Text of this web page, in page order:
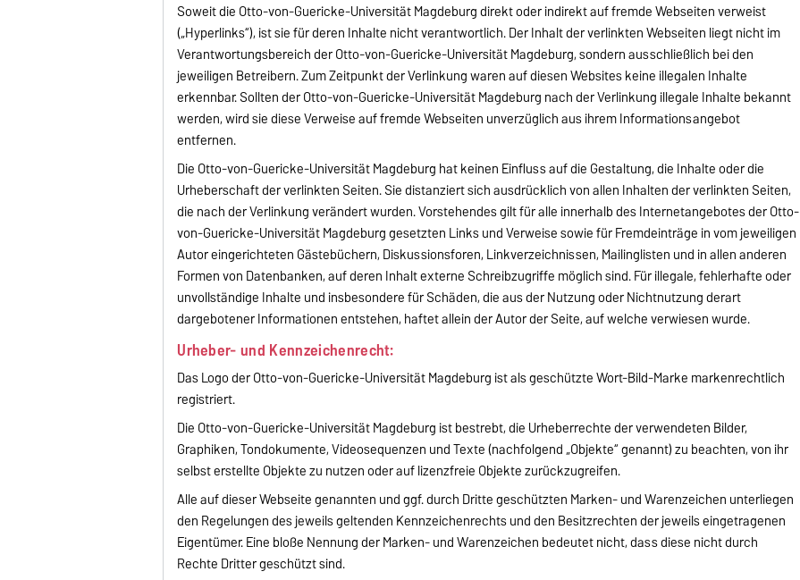
Soweit die Otto-von-Guericke-Universität Magdeburg direkt oder indirekt auf fremde Webseiten verweist
(„Hyperlinks“), ist sie für deren Inhalte nicht verantwortlich. Der Inhalt der verlinkten Webseiten liegt nicht im
Verantwortungsbereich der Otto-von-Guericke-Universität Magdeburg, sondern ausschließlich bei den
jeweiligen Betreibern. Zum Zeitpunkt der Verlinkung waren auf diesen Websites keine illegalen Inhalte
erkennbar. Sollten der Otto-von-Guericke-Universität Magdeburg nach der Verlinkung illegale Inhalte bekannt
werden, wird sie diese Verweise auf fremde Webseiten unverzüglich aus ihrem Informationsangebot
entfernen.
Die Otto-von-Guericke-Universität Magdeburg hat keinen Einfluss auf die Gestaltung, die Inhalte oder die
Urheberschaft der verlinkten Seiten. Sie distanziert sich ausdrücklich von allen Inhalten der verlinkten Seiten,
die nach der Verlinkung verändert wurden. Vorstehendes gilt für alle innerhalb des Internetangebotes der Otto-
von-Guericke-Universität Magdeburg gesetzten Links und Verweise sowie für Fremdeinträge in vom jeweiligen
Autor eingerichteten Gästebüchern, Diskussionsforen, Linkverzeichnissen, Mailinglisten und in allen anderen
Formen von Datenbanken, auf deren Inhalt externe Schreibzugriffe möglich sind. Für illegale, fehlerhafte oder
unvollständige Inhalte und insbesondere für Schäden, die aus der Nutzung oder Nichtnutzung derart
dargebotener Informationen entstehen, haftet allein der Autor der Seite, auf welche verwiesen wurde.
Urheber- und Kennzeichenrecht:
Das Logo der Otto-von-Guericke-Universität Magdeburg ist als geschützte Wort-Bild-Marke markenrechtlich
registriert.
Die Otto-von-Guericke-Universität Magdeburg ist bestrebt, die Urheberrechte der verwendeten Bilder,
Graphiken, Tondokumente, Videosequenzen und Texte (nachfolgend „Objekte“ genannt) zu beachten, von ihr
selbst erstellte Objekte zu nutzen oder auf lizenzfreie Objekte zurückzugreifen.
Alle auf dieser Webseite genannten und ggf. durch Dritte geschützten Marken- und Warenzeichen unterliegen
den Regelungen des jeweils geltenden Kennzeichenrechts und den Besitzrechten der jeweils eingetragenen
Eigentümer. Eine bloße Nennung der Marken- und Warenzeichen bedeutet nicht, dass diese nicht durch
Rechte Dritter geschützt sind.